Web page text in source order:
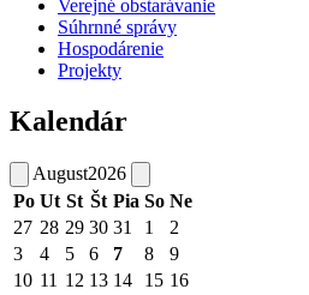
Verejné obstarávanie
Súhrnné správy
Hospodárenie
Projekty
Kalendár
August2026
Po Ut St Št Pia So Ne
27 28 29 30 31 1
2
3
4 5 6 7 8
9
10 11 12 13 14 15 16